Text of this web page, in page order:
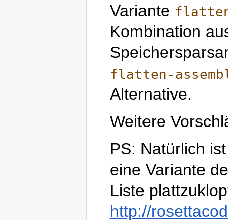
Variante
Kombination
flatten-
Alternative.
Weitere
PS: Natürlich
eine Variante
Liste
http://